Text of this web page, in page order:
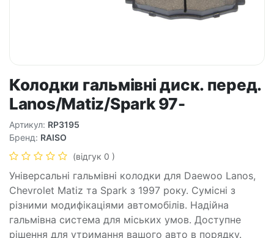
Колодки гальмівні диск. перед.
Lanos/Matiz/Spark 97-
Артикул: RP3195
Бренд: RAISO
(відгук 0 )
Універсальні гальмівні колодки для Daewoo Lanos,
Chevrolet Matiz та Spark з 1997 року. Сумісні з
різними модифікаціями автомобілів. Надійна
гальмівна система для міських умов. Доступне
рішення для утримання вашого авто в порядку.